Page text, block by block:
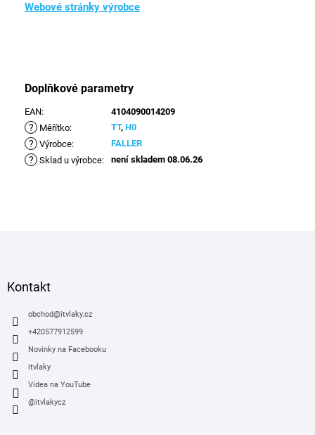
Webové stránky výrobce
Doplňkové parametry
EAN: 4104090014209
? Měřítko: TT, H0
? Výrobce: FALLER
? Sklad u výrobce: není skladem 08.06.26
Kontakt
obchod@itvlaky.cz
+420577912599
Novinky na Facebooku
itvlaky
Videa na YouTube
@itvlakycz